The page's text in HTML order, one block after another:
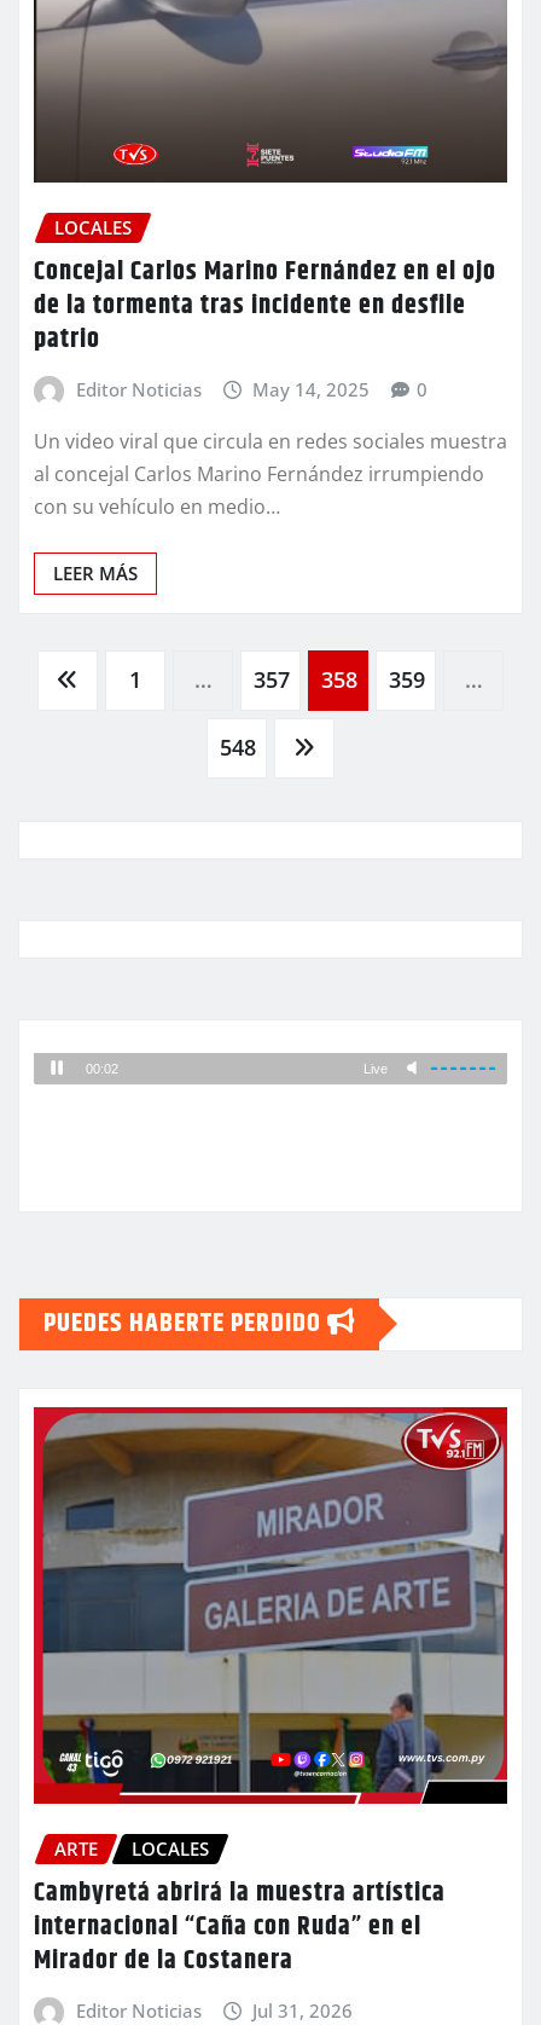
LOCALES
Concejal Carlos Marino Fernández en el ojo
de la tormenta tras incidente en desfile
patrio
Editor Noticias May 14, 2025 0
Un video viral que circula en redes sociales muestra
al concejal Carlos Marino Fernández irrumpiendo
con su vehículo en medio…
LEER MÁS
Paginación
1 … 357 358 359 …
548
PUEDES HABERTE PERDIDO
ARTE LOCALES
Cambyretá abrirá la muestra artística
internacional “Caña con Ruda” en el
Mirador de la Costanera
Editor Noticias Jul 31, 2026